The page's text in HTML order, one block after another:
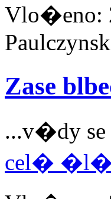
Vlo�eno:
Zase
...v�dy se
cel�